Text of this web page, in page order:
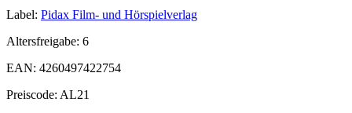
Label: Pidax Film- und Hörspielverlag
Altersfreigabe: 6
EAN: 4260497422754
Preiscode: AL21